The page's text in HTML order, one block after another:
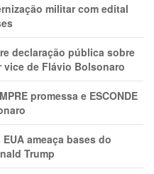
militar com edital
declaração pública sobre
vice de Flávio Bolsonaro
promessa e ESCONDE
ameaça bases do
Trump